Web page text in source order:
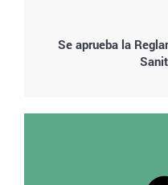
Se aprueba la